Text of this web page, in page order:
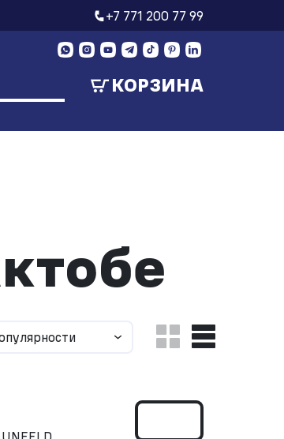
+7 771 200 77 99
КОРЗИНА